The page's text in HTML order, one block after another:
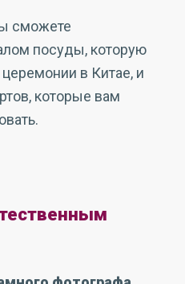
сможете
посуды, которую
в Китае, и
которые вам